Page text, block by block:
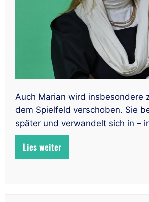
Auch Marian wird insbesondere
dem Spielfeld verschoben. Sie
später und verwandelt sich in –
Lies weiter